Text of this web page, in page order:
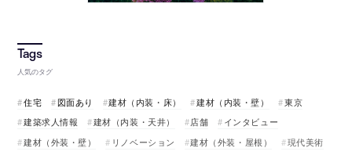
人気のタグ
住宅 図面あり 建材（内装・床） 建材（内装・壁）
東京
建築求人情報
建材（内装・天井） 店舗
インタビュー
建材（外装・壁）
リノベーション 建材（外装・屋根）
現代美術